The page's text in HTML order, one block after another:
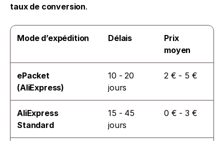
taux de conversion.
Mode d’expédition Délais
Prix
moyen
ePacket
(AliExpress)
10 - 20
jours
2 € - 5 €
AliExpress
Standard
15 - 45
jours
0 € - 3 €